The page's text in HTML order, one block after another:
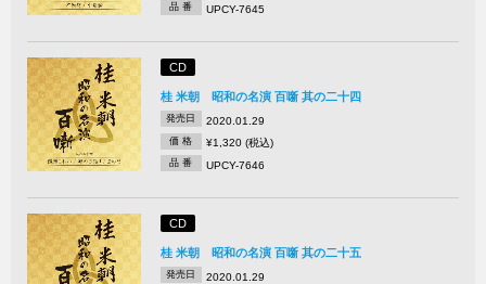
品 番 UPCY-7645
CD
桂 米朝 昭和の名演 百噺 其の二十四
発売日 2020.01.29
価 格 ¥1,320 (税込)
品 番 UPCY-7646
CD
桂 米朝 昭和の名演 百噺 其の二十五
発売日 2020.01.29